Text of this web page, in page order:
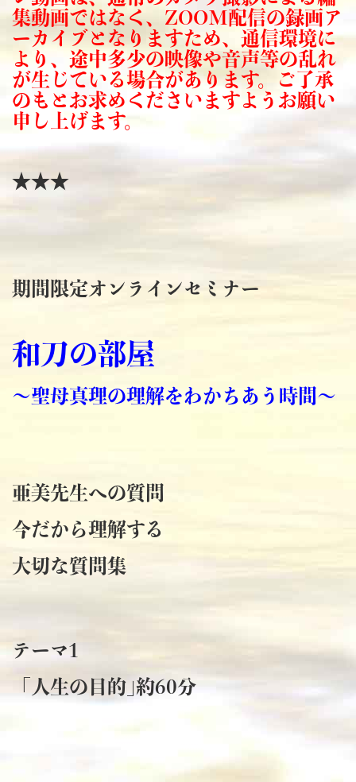
集動画ではなく、ZOOM配信の録画ア
ーカイブとなりますため、通信環境に
より、途中多少の映像や音声等の乱れ
が生じている場合があります。ご了承
のもとお求めくださいますようお願い
申し上げます。
★★★
期間限定オンラインセミナー
和刀の部屋
～聖母真理の理解をわかちあう時間～
亜美先生への質問
今だから理解する
大切な質問集
テーマ1
「人生の目的｣約60分